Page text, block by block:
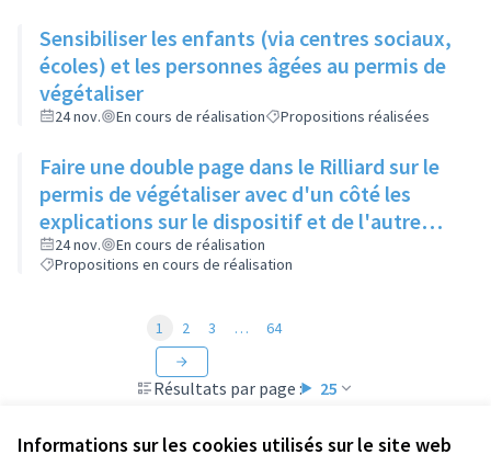
Informations sur les cookies utilisés sur le site web
Sensibiliser les enfants (via centres sociaux,
écoles) et les personnes âgées au permis de
végétaliser
24 nov. En cours de réalisation Propositions réalisées
Faire une double page dans le Rilliard sur le
permis de végétaliser avec d'un côté les
explications sur le dispositif et de l'autre
côté des exemples concrets de lieux à
investir
24 nov.
En cours de réalisation
Propositions en cours de réalisation
Résultats par page : 25
1 2 3 … 64